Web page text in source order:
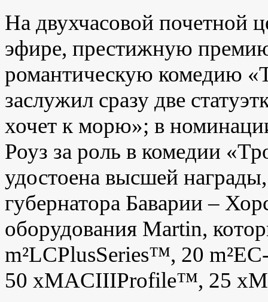
На двухчасовой почетной
эфире, престижную
романтическую комедию
заслужил сразу две
хочет к морю»; в
Роуз за роль в комедии
удостоена высшей
губернатора Баварии –
оборудования Martin,
m²LCPlusSeries™, 20
50 xMACIIIProfile™, 25